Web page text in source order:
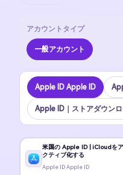
アカウントタイプ
一般アカウント
Apple ID Apple ID
Apple ID｜ストアダウン
米国の Apple ID | iCloudをア
クティブ化する
Apple ID Apple ID